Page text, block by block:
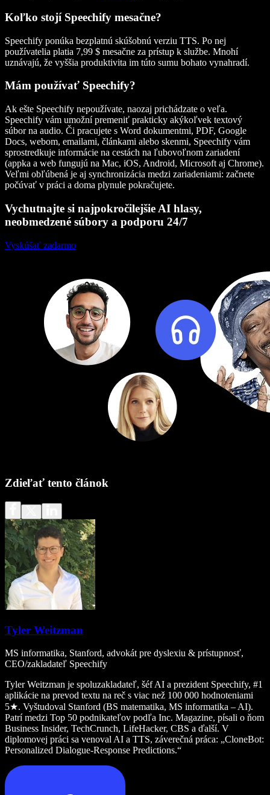
Koľko stojí Speechify mesačne?
Speechify ponúka bezplatnú skúšobnú verziu TTS. Po nej
používatelia platia 7,99 $ mesačne za prístup k službe. Mnohí
uznávajú, že vyššia produktivita im túto sumu bohato vynahradí.
Mám používať Speechify?
Ak ešte Speechify nepoužívate, naozaj prichádzate o veľa.
Speechify vám umožní premeniť prakticky akýkoľvek textový
súbor na audio. Či pracujete s Word dokumentmi, PDF, Google
Docs, webom, emailami, článkami alebo skenmi, Speechify vám
sprostredkuje informácie na cestách na ľubovoľnom zariadení
(appka a web fungujú na Mac, iOS, Android, Microsoft aj Chrome).
Veľmi obľúbená je aj synchronizácia medzi zariadeniami: začnete
počúvať v práci a doma plynule pokračujete.
Vychutnajte si najpokročilejšie AI hlasy,
neobmedzené súbory a podporu 24/7
Vyskúšať zadarmo
Zdieľať tento článok
Tyler Weitzman
MS informatika, Stanford, advokát pre dyslexiu & prístupnosť,
CEO/zakladateľ Speechify
Tyler Weitzman je spoluzakladateľ, šéf AI a prezident Speechify, #1
aplikácie na prevod textu na reč s viac než 100 000 hodnoteniami
5★. Vyštudoval Stanford (BS matematika, MS informatika – AI).
Patrí medzi Top 50 podnikateľov podľa Inc. Magazine, písali o ňom
Business Insider, TechCrunch, LifeHacker, CBS a ďalší. V
diplomovej práci sa venoval AI a TTS, záverečná práca: „CloneBot:
Personalized Dialogue-Response Predictions.“